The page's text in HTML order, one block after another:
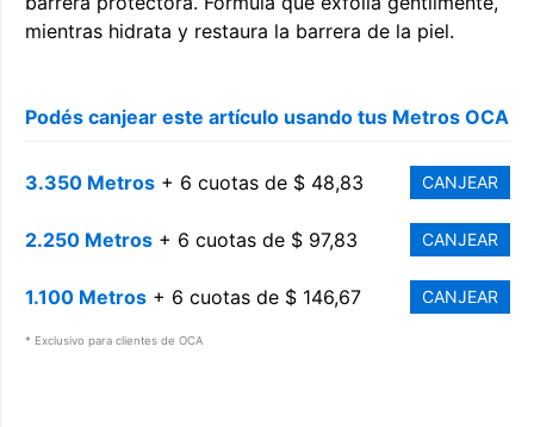
mientras hidrata y restaura la barrera de la piel.
Podés canjear este artículo usando tus Metros OCA
3.350 Metros + 6 cuotas de $ 48,83 CANJEAR
2.250 Metros + 6 cuotas de $ 97,83 CANJEAR
1.100 Metros + 6 cuotas de $ 146,67 CANJEAR
* Exclusivo para clientes de OCA